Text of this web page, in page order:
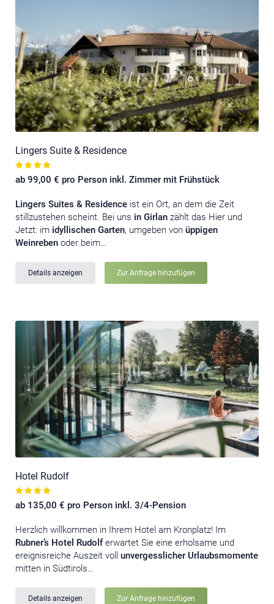
Lingers Suite & Residence
ab 99,00 € pro Person inkl. Zimmer mit Frühstück
Lingers Suites & Residence ist ein Ort, an dem die Zeit
stillzustehen scheint. Bei uns in Girlan zählt das Hier und
Jetzt: im idyllischen Garten, umgeben von üppigen
Weinreben oder beim…
Details anzeigen Zur Anfrage hinzufügen
Hotel Rudolf
ab 135,00 € pro Person inkl. 3/4-Pension
Herzlich willkommen in Ihrem Hotel am Kronplatz! Im
Rubner’s Hotel Rudolferwartet Sie eine erholsame und
ereignisreiche Auszeit voll unvergesslicher Urlaubsmomente
mitten in Südtirols…
Details anzeigen Zur Anfrage hinzufügen